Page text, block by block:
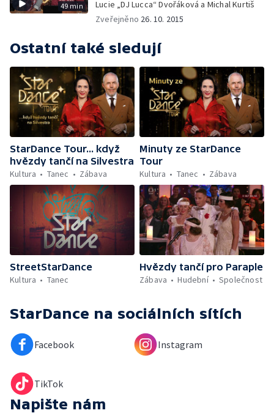
49 min
Lucie „DJ Lucca“ Dvořáková a Michal Kurtiš
Zveřejněno 26. 10. 2015
Ostatní také sledují
StarDance Tour... když
hvězdy tančí na Silvestra
Kultura
Tanec Zábava
Minuty ze StarDance
Tour
Kultura
Tanec Zábava
StreetStarDance
Kultura
Tanec
Hvězdy tančí pro Paraple
Zábava
Hudební Společnost
StarDance na sociálních sítích
Facebook Instagram
TikTok
Napište nám